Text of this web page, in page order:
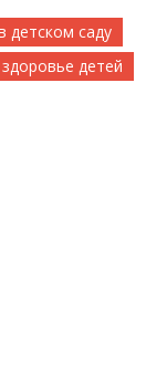
детском саду
здоровье детей